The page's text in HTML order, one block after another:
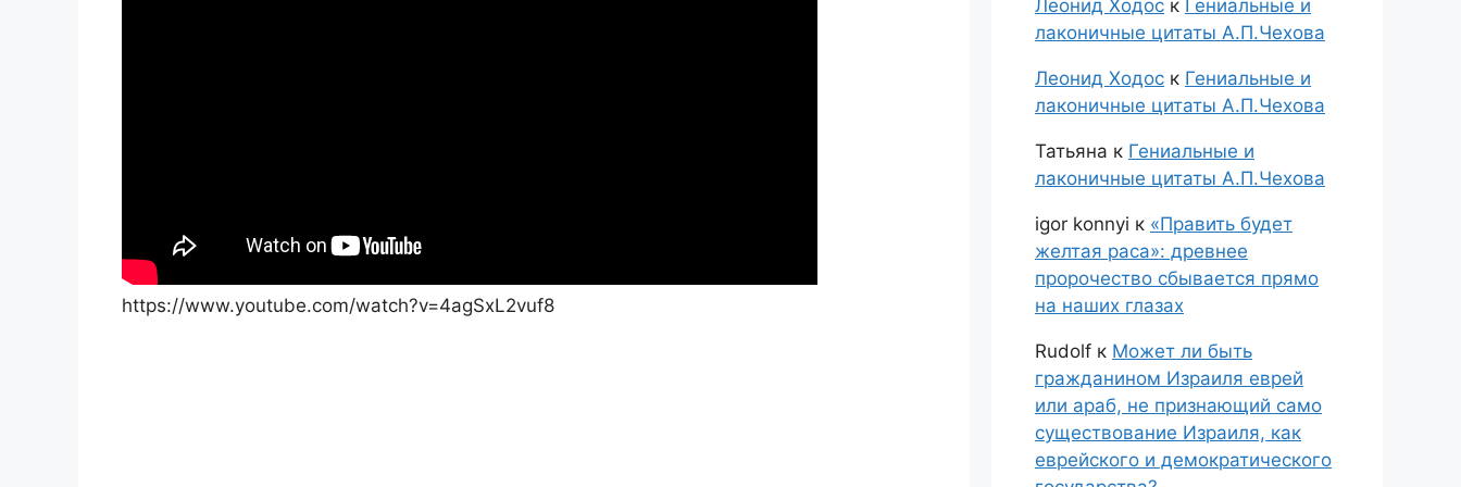
https://www.youtube.com/watch?v=4agSxL2vuf8
Леонид Ходос к
Гениальные и
лаконичные цитаты А.П.Чехова
Леонид Ходос к Гениальные и
лаконичные цитаты А.П.Чехова
Татьяна к Гениальные и
лаконичные цитаты А.П.Чехова
igor konnyi к «Править будет
желтая раса»: древнее
пророчество сбывается прямо
на наших глазах
Rudolf к Может ли быть
гражданином Израиля еврей
или араб, не признающий само
существование Израиля, как
еврейского и демократического